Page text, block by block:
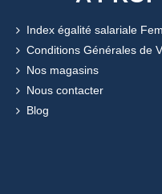
Index égalité salariale
Conditions Générales de
Nos magasins
Nous contacter
Blog